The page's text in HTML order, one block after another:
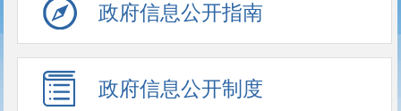
政府信息公开指南
政府信息公开制度